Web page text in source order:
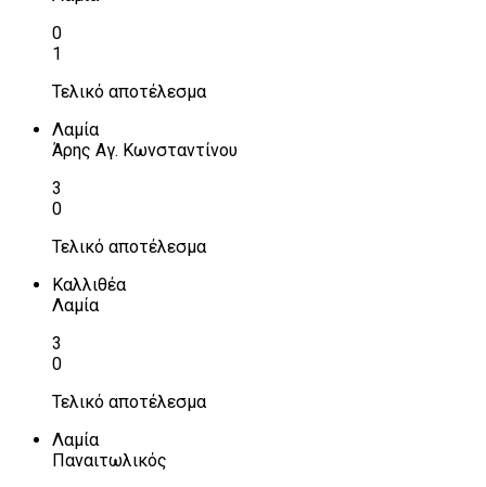
0
1
Τελικό αποτέλεσμα
Λαμία
Άρης Αγ. Κωνσταντίνου
3
0
Τελικό αποτέλεσμα
Καλλιθέα
Λαμία
3
0
Τελικό αποτέλεσμα
Λαμία
Παναιτωλικός